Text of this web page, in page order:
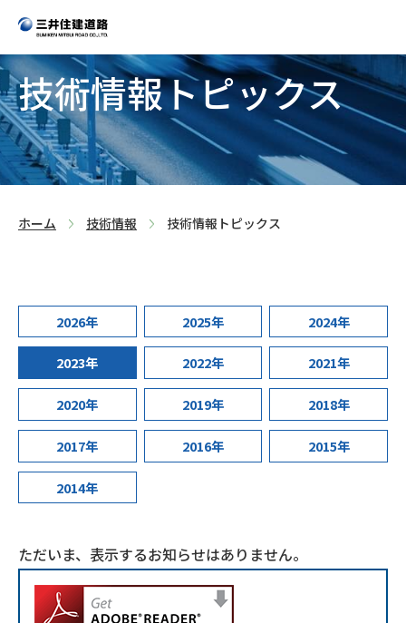
技術情報トピックス
ホーム 技術情報 技術情報トピックス
2026年 2025年 2024年
2023年 2022年 2021年
2020年 2019年 2018年
2017年 2016年 2015年
2014年
ただいま、表示するお知らせはありません。